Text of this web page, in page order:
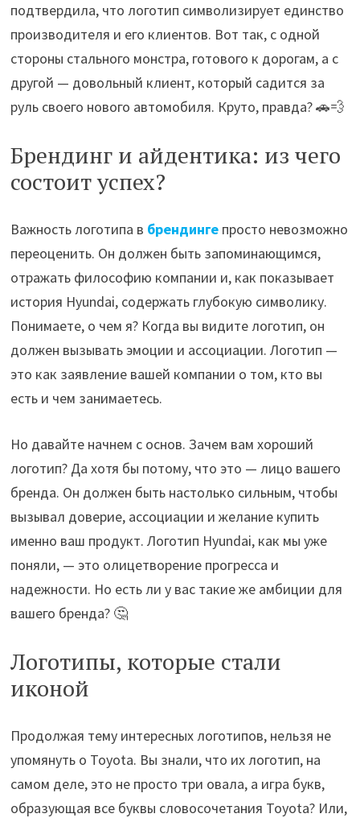
подтвердила, что логотип символизирует единство
производителя и его клиентов. Вот так, с одной
стороны стального монстра, готового к дорогам, а с
другой — довольный клиент, который садится за
руль своего нового автомобиля. Круто, правда? 🚗💨
Брендинг и айдентика: из чего
состоит успех?
Важность логотипа в брендинге просто невозможно
переоценить. Он должен быть запоминающимся,
отражать философию компании и, как показывает
история Hyundai, содержать глубокую символику.
Понимаете, о чем я? Когда вы видите логотип, он
должен вызывать эмоции и ассоциации. Логотип —
это как заявление вашей компании о том, кто вы
есть и чем занимаетесь.
Но давайте начнем с основ. Зачем вам хороший
логотип? Да хотя бы потому, что это — лицо вашего
бренда. Он должен быть настолько сильным, чтобы
вызывал доверие, ассоциации и желание купить
именно ваш продукт. Логотип Hyundai, как мы уже
поняли, — это олицетворение прогресса и
надежности. Но есть ли у вас такие же амбиции для
вашего бренда? 🤔
Логотипы, которые стали
иконой
Продолжая тему интересных логотипов, нельзя не
упомянуть о Toyota. Вы знали, что их логотип, на
самом деле, это не просто три овала, а игра букв,
образующая все буквы словосочетания Toyota? Или,